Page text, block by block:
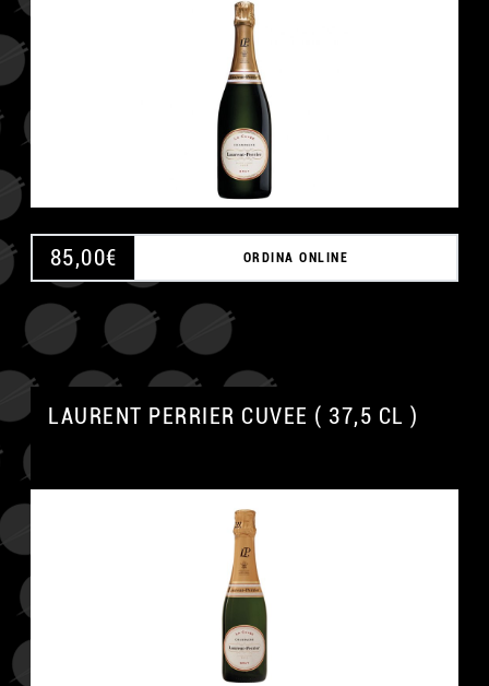
85,00€ ORDINA ONLINE
LAURENT PERRIER CUVEE ( 37,5 CL )